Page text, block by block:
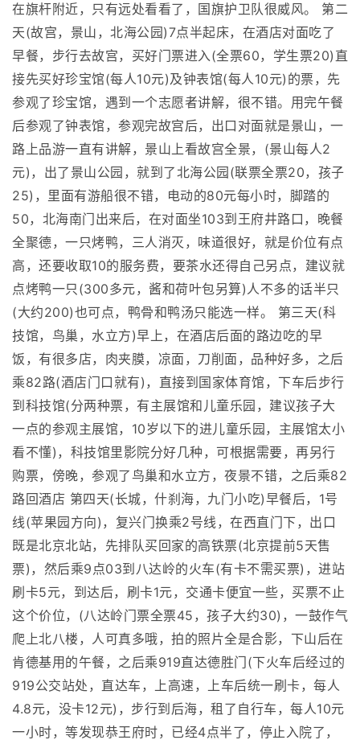
在旗杆附近，只有远处看看了，国旗护卫队很威风。 第二
天(故宫，景山，北海公园)7点半起床，在酒店对面吃了
早餐，步行去故宫，买好门票进入(全票60，学生票20)直
接先买好珍宝馆(每人10元)及钟表馆(每人10元)的票，先
参观了珍宝馆，遇到一个志愿者讲解，很不错。用完午餐
后参观了钟表馆，参观完故宫后，出口对面就是景山，一
路上品游一直有讲解，景山上看故宫全景，(景山每人2
元)，出了景山公园，就到了北海公园(联票全票20，孩子
25)，里面有游船很不错，电动的80元每小时，脚踏的
50，北海南门出来后，在对面坐103到王府井路口，晚餐
全聚德，一只烤鸭，三人消灭，味道很好，就是价位有点
高，还要收取10的服务费，要茶水还得自己另点，建议就
点烤鸭一只(300多元，酱和荷叶包另算)人不多的话半只
(大约200)也可点，鸭骨和鸭汤只能选一样。 第三天(科
技馆，鸟巢，水立方)早上，在酒店后面的路边吃的早
饭，有很多店，肉夹膜，凉面，刀削面，品种好多，之后
乘82路(酒店门口就有)，直接到国家体育馆，下车后步行
到科技馆(分两种票，有主展馆和儿童乐园，建议孩子大
一点的参观主展馆，10岁以下的进儿童乐园，主展馆太小
看不懂)，科技馆里影院分好几种，可根据需要，再另行
购票，傍晚，参观了鸟巢和水立方，夜景不错，之后乘82
路回酒店 第四天(长城，什刹海，九门小吃)早餐后，1号
线(苹果园方向)，复兴门换乘2号线，在西直门下，出口
既是北京北站，先排队买回家的高铁票(北京提前5天售
票)，然后乘9点03到八达岭的火车(有卡不需买票)，进站
刷卡5元，到达后，刷卡1元，交通卡便宜一些，买票不止
这个价位，(八达岭门票全票45，孩子大约30)，一鼓作气
爬上北八楼，人可真多哦，拍的照片全是合影，下山后在
肯德基用的午餐，之后乘919直达德胜门(下火车后经过的
919公交站处，直达车，上高速，上车后统一刷卡，每人
4.8元，没卡12元)，步行到后海，租了自行车，每人10元
一小时，等发现恭王府时，已经4点半了，停止入院了，